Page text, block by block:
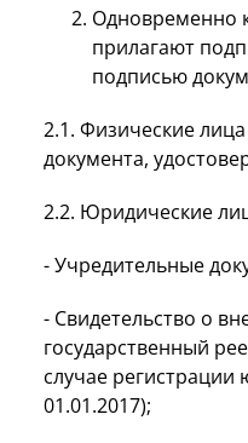
Одновременно
прилагают
подписью
2.1. Физические
документа,
2.2. Юридические
- Учредительные
- Свидетельство о
государственный
случае регистрации
01.01.2017);